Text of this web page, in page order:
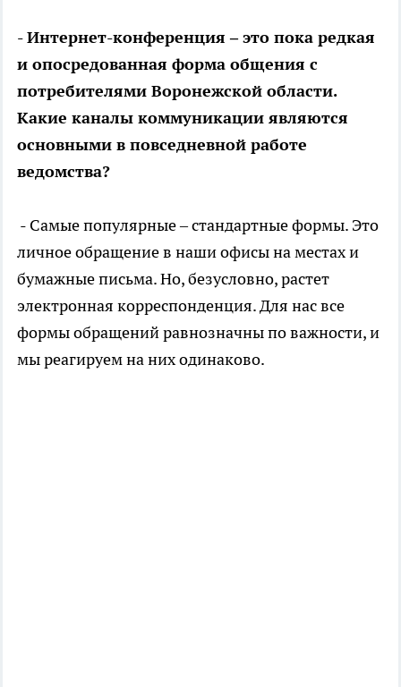
- Интернет-конференция – это пока редкая
и опосредованная форма общения с
потребителями Воронежской области.
Какие каналы коммуникации являются
основными в повседневной работе
ведомства?
- Самые популярные – стандартные формы. Это
личное обращение в наши офисы на местах и
бумажные письма. Но, безусловно, растет
электронная корреспонденция. Для нас все
формы обращений равнозначны по важности, и
мы реагируем на них одинаково.